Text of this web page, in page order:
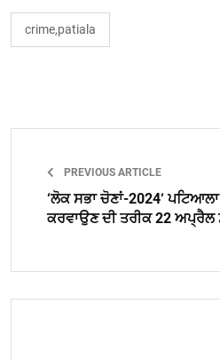
crime,patiala
PREVIOUS ARTICLE
‘ਲੋਕ ਸਭਾ ਚੋਣਾਂ-2024‘
ਕਰਵਾਉਣ ਦੀ ਤਰੀਕ 22